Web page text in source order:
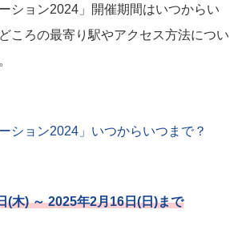
ション2024」開催期間はいつからい
ころの最寄り駅やアクセス方法につい
ション2024」いつからいつまで？
(木) ～ 2025年2月16日(日)まで